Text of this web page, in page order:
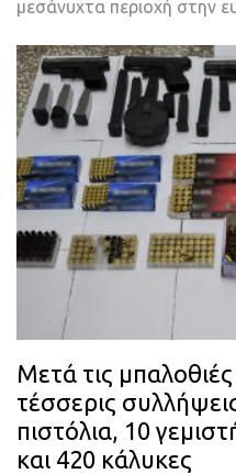
μεσάνυχτα περιοχή στην
Μετά τις
τέσσερις
πιστόλια, 10
και 420 κάλυκες